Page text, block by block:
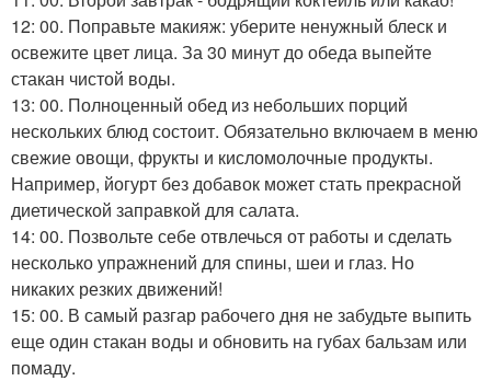
12: 00. Поправьте макияж: уберите ненужный блеск и
освежите цвет лица. За 30 минут до обеда выпейте
стакан чистой воды.
13: 00. Полноценный обед из небольших порций
нескольких блюд состоит. Обязательно включаем в меню
свежие овощи, фрукты и кисломолочные продукты.
Например, йогурт без добавок может стать прекрасной
диетической заправкой для салата.
14: 00. Позвольте себе отвлечься от работы и сделать
несколько упражнений для спины, шеи и глаз. Но
никаких резких движений!
15: 00. В самый разгар рабочего дня не забудьте выпить
еще один стакан воды и обновить на губах бальзам или
помаду.